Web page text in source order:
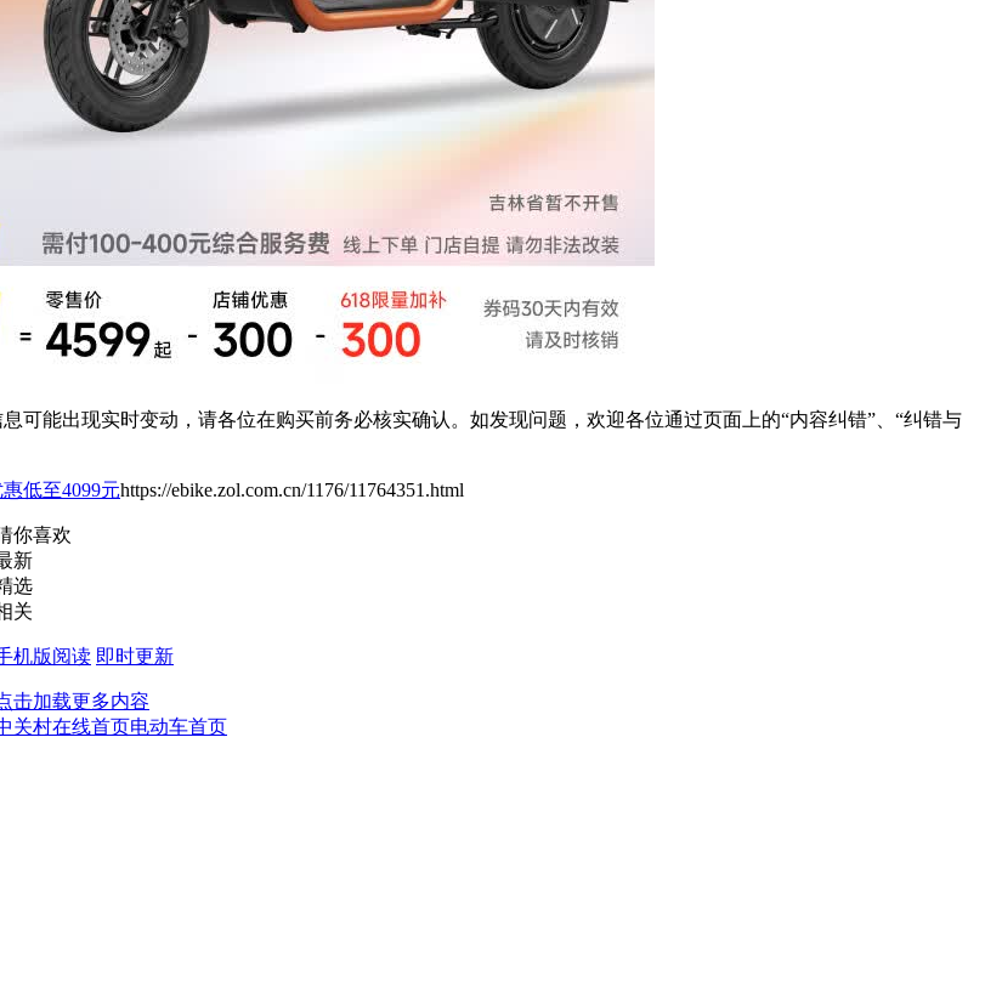
可能出现实时变动，请各位在购买前务必核实确认。如发现问题，欢迎各位通过页面上的“内容纠错”、“纠错与
低至4099元https://ebike.zol.com.cn/1176/11764351.html
你喜欢
新
选
关
机版阅读 即时更新
击加载更多内容
关村在线首页电动车首页